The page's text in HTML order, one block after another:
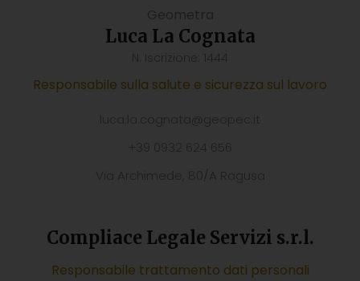
Luca La Cognata
Responsabile sulla salute e sicurezza sul lavoro
Compliace Legale Servizi s.r.l.
Responsabile trattamento dati personali